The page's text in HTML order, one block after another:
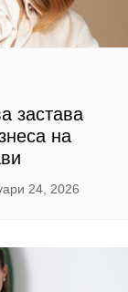
застава
на
24, 2026